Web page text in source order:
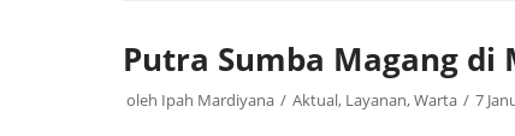
Putra Sumba Magang di
oleh Ipah Mardiyana Aktual, Layanan,Warta 7